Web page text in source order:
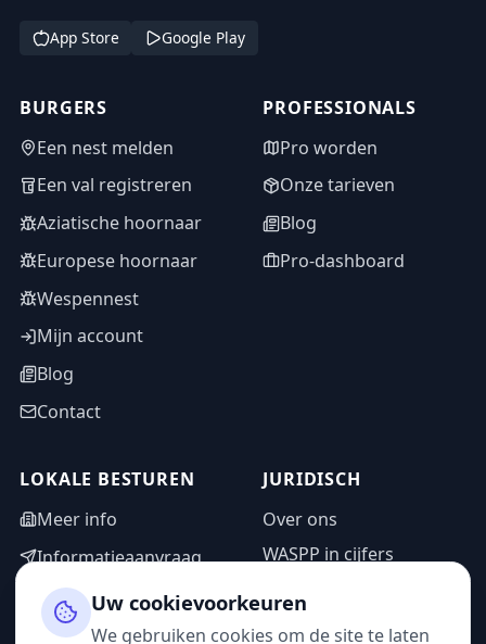
App Store Google Play
BURGERS
Een nest melden
Een val registreren
Aziatische hoornaar
Europese hoornaar
Wespennest
Mijn account
Blog
Contact
PROFESSIONALS
Pro worden
Onze tarieven
Blog
Pro-dashboard
LOKALE BESTUREN
Meer info
Informatieaanvraag
Adminzone
JURIDISCH
Over ons
WASPP in cijfers
Privacybeleid
Uw cookievoorkeuren
We gebruiken cookies om de site te laten